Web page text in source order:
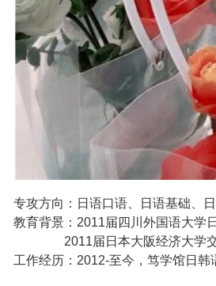
专攻方向：日语口语、日语基础、
教育背景：2011届四川外国语大学
2011届日本大阪经济大学交
工作经历：2012-至今，笃学馆日韩